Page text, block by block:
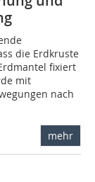
die Erdkruste
fixiert
mit
nach
mehr